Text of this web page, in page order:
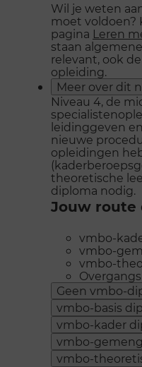
Wil je weten
moet voldoen?
pagina Leren
staan
relevant, ook
opleiding.
Meer over dit
Niveau 4, de
leidinggeven
nieuwe
opleidingen
theoretische
diploma nodig.
Jouw route
vmbo-
vmbo-
vmbo-
Geen vmbo-
vmbo-basis
vmbo-kader
vmbo-
vmbo-